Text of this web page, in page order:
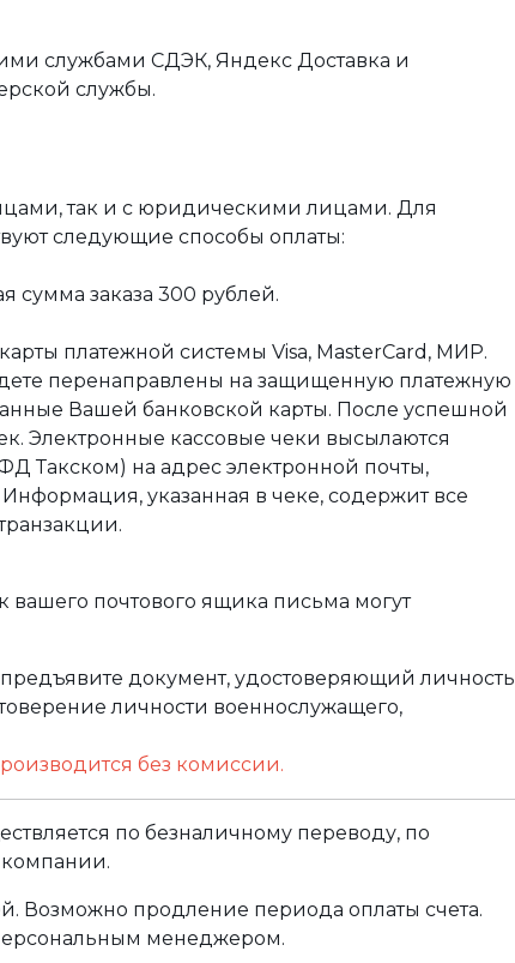
службами СДЭК, Яндекс Доставка и
службы.
так и с юридическими лицами. Для
следующие способы оплаты:
сумма заказа 300 рублей.
платежной системы Visa, MasterCard, МИР.
перенаправлены на защищенную платежную
Вашей банковской карты. После успешной
Электронные кассовые чеки высылаются
Такском) на адрес электронной почты,
указанная в чеке, содержит все
вашего почтового ящика письма могут
документ, удостоверяющий личность
личности военнослужащего,
без комиссии.
по безналичному переводу, по
компании.
Возможно продление периода оплаты счета.
менеджером.